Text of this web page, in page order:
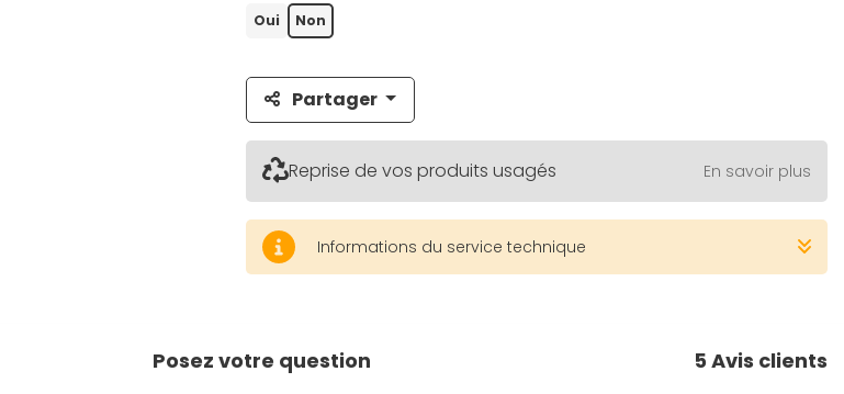
Oui Non
Partager
Reprise de vos produits usagés En savoir plus
Informations du service technique
Posez votre question 5 Avis clients